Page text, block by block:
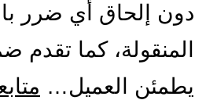
دون إلحاق أي ضرر
المنقولة، كما تقدم
يطمئن العميل…